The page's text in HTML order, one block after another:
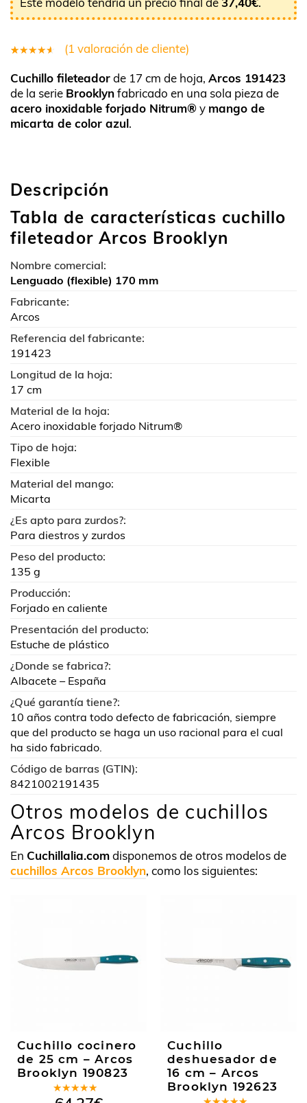
4.00
sobre 5
basado
cliente
(1 valoración de cliente)
Cuchillo fileteadorde 17 cm de hoja, Arcos 191423
de la serie Brooklynfabricado en una sola pieza de
acero inoxidable forjado Nitrum®y mango de
micarta de color azul.
Descripción
Tabla de características cuchillo
fileteador Arcos Brooklyn
Nombre comercial:
Lenguado (flexible) 170 mm
Fabricante:
Arcos
Referencia del fabricante:
191423
Longitud de la hoja:
17 cm
Material de la hoja:
Acero inoxidable forjado Nitrum®
Tipo de hoja:
Flexible
Material del mango:
Micarta
¿Es apto para zurdos?:
Para diestros y zurdos
Peso del producto:
135 g
Producción:
Forjado en caliente
Presentación del producto:
Estuche de plástico
¿Donde se fabrica?:
Albacete – España
¿Qué garantía tiene?:
10 años contra todo defecto de fabricación, siempre
que del producto se haga un uso racional para el cual
ha sido fabricado.
Código de barras (GTIN):
8421002191435
Otros modelos de cuchillos
Arcos Brooklyn
En Cuchillalia.comdisponemos de otros modelos de
cuchillos Arcos Brooklyn, como los siguientes:
Cuchillo cocinero
de 25 cm – Arcos
Brooklyn 190823
Valorado
Cuchillo
deshuesador de
16 cm – Arcos
Brooklyn 192623